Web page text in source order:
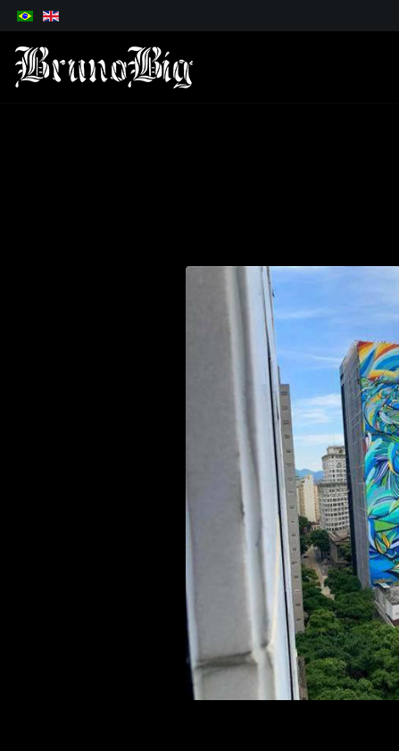
Selecione o seu idioma